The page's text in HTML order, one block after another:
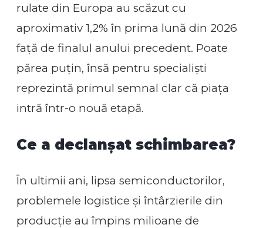
rulate din Europa au scăzut cu
aproximativ 1,2% în prima lună din 2026
față de finalul anului precedent. Poate
părea puțin, însă pentru specialiști
reprezintă primul semnal clar că piața
intră într-o nouă etapă.
Ce a declanșat schimbarea?
În ultimii ani, lipsa semiconductorilor,
problemele logistice și întârzierile din
producție au împins milioane de